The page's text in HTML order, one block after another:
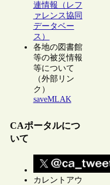
連情報（レフ
ァレンス協同
データベー
ス）
各地の図書館
等の被災情報
等について
（外部リン
ク）
saveMLAK
CAポータルにつ
いて
カレントアウ